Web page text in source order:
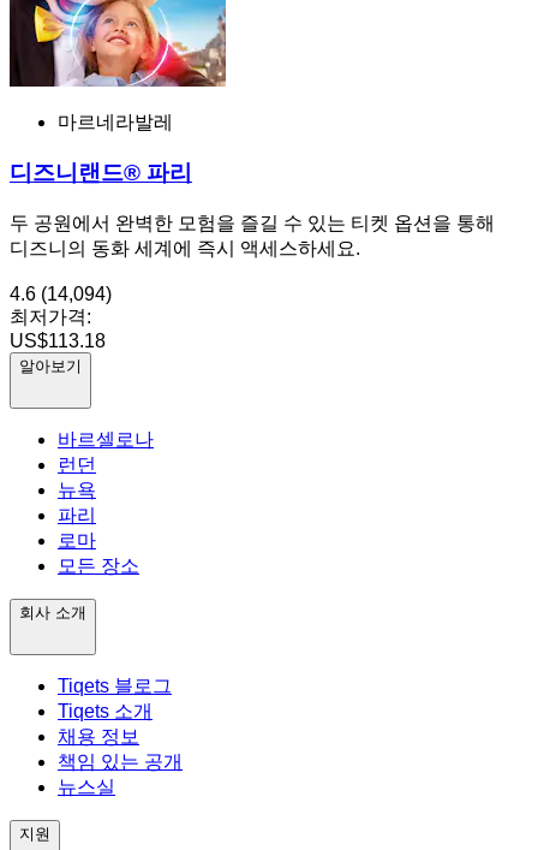
마르네라발레
디즈니랜드® 파리
두 공원에서 완벽한 모험을 즐길 수 있는 티켓 옵션을 통해
디즈니의 동화 세계에 즉시 액세스하세요.
4.6 (14,094)
최저가격:
US$113.18
알아보기
바르셀로나
런던
뉴욕
파리
로마
모든 장소
회사 소개
Tiqets 블로그
Tiqets 소개
채용 정보
책임 있는 공개
뉴스실
지원